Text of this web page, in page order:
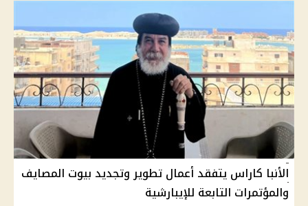
الأنبا كاراس يتفقد أعمال تطوير وتجديد بيوت المصايف
والمؤتمرات التابعة للإيبارشية